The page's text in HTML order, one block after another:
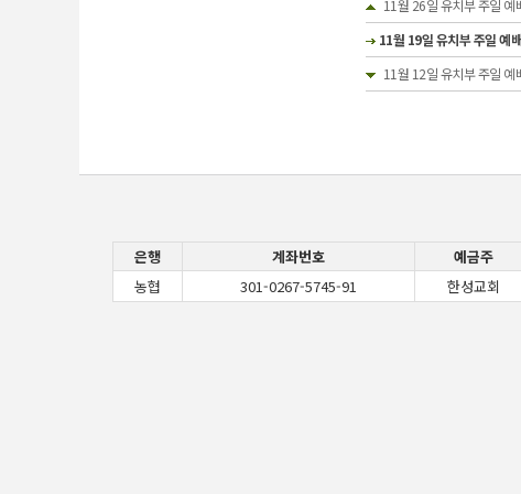
11월 26일 유치부 주일 예
11월 19일 유치부 주일 예배
11월 12일 유치부 주일 예
은행 계좌번호 예금주
농협
301-0267-5745-91 한성교회